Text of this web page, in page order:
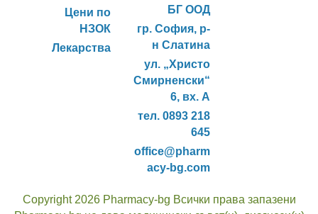
Цени по
НЗОК
Лекарства
БГ ООД
гр. София, р-
н Слатина
ул. „Христо
Смирненски“
6, вх. А
тел. 0893 218
645
office@pharm
acy-bg.com
Copyright 2026 Pharmacy-bg Всички права запазени